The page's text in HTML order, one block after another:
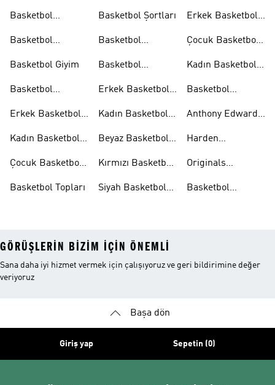
Basketbol
Basketbol
Basketbol Giyim
Basketbol
Erkek Basketbol
Kadın Basketbol
Çocuk Basketbol
Basketbol Topları
Basketbol Şortları
Basketbol
Basketbol
Erkek Basketbol
Kadın Basketbol
Beyaz Basketbol
Kırmızı Basketbol
Siyah Basketbol
Erkek Basketbol
Çocuk Basketbol
Kadın Basketbol
Basketbol
Takımları
Anthony Edwards
Harden
Originals
Ayakkabıları
Basketbol
GÖRÜŞLERIN BIZIM IÇIN ÖNEMLI
Sana daha iyi hizmet vermek için çalışıyoruz ve geri bildirimine değer
veriyoruz
Başa dön
Giriş yap Sepetin (0)